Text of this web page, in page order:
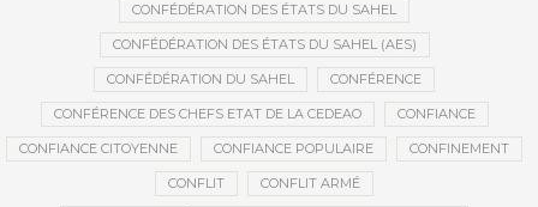
CONFÉDÉRATION DES ÉTATS DU SAHEL
CONFÉDÉRATION DES ÉTATS DU SAHEL (AES)
CONFÉDÉRATION DU SAHEL CONFÉRENCE
CONFÉRENCE DES CHEFS ETAT DE LA CEDEAO CONFIANCE
CONFIANCE CITOYENNE CONFIANCE POPULAIRE CONFINEMENT
CONFLIT CONFLIT ARMÉ